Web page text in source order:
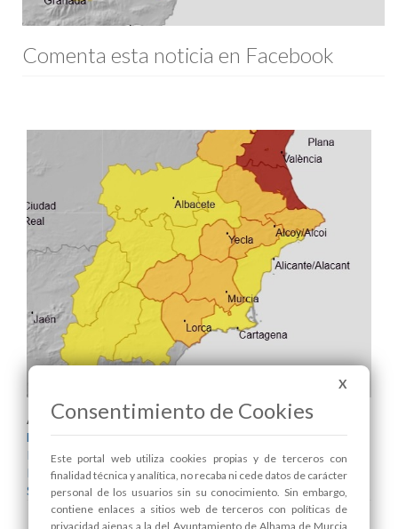
Comenta esta noticia en Facebook
Areas relacionadas:
Medio Ambiente
Parques y Jardines
Protección Civil
Seguridad Ciudadana y Tráfico
X
Consentimiento de Cookies
Este portal web utiliza cookies propias y de terceros con
finalidad técnica y analítica, no recaba ni cede datos de carácter
personal de los usuarios sin su conocimiento. Sin embargo,
contiene enlaces a sitios web de terceros con políticas de
privacidad ajenas a la del Ayuntamiento de Alhama de Murcia